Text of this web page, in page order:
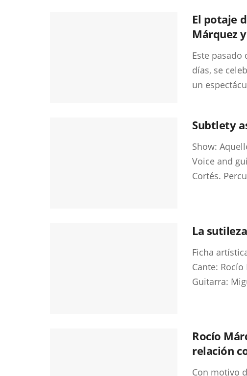
El potaje
Márquez
Este
días, se
un
Subtlety
Show:
Voice and
Cortés.
La
Ficha
Cante:
Guitarra:
Rocío
relación
Con motivo